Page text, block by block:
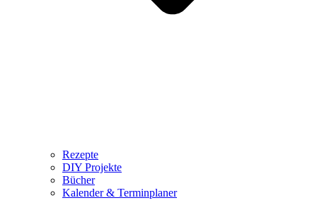
Rezepte
DIY Projekte
Bücher
Kalender & Terminplaner